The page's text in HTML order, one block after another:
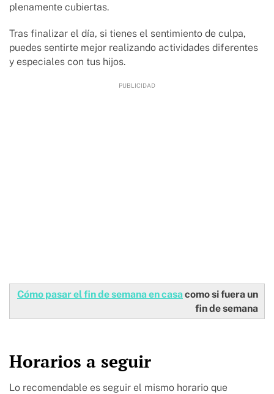
plenamente cubiertas.
Tras finalizar el día, si tienes el sentimiento de culpa,
puedes sentirte mejor realizando actividades diferentes
y especiales con tus hijos.
Cómo pasar el fin de semana en casa como si fuera un
fin de semana
Horarios a seguir
Lo recomendable es seguir el mismo horario que